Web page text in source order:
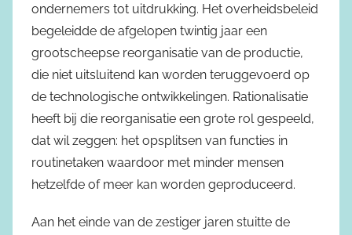
ondernemers tot uitdrukking. Het overheidsbeleid
begeleidde de afgelopen twintig jaar een
grootscheepse reorganisatie van de productie,
die niet uitsluitend kan worden teruggevoerd op
de technologische ontwikkelingen. Rationalisatie
heeft bij die reorganisatie een grote rol gespeeld,
dat wil zeggen: het opsplitsen van functies in
routinetaken waardoor met minder mensen
hetzelfde of meer kan worden geproduceerd.
Aan het einde van de zestiger jaren stuitte de